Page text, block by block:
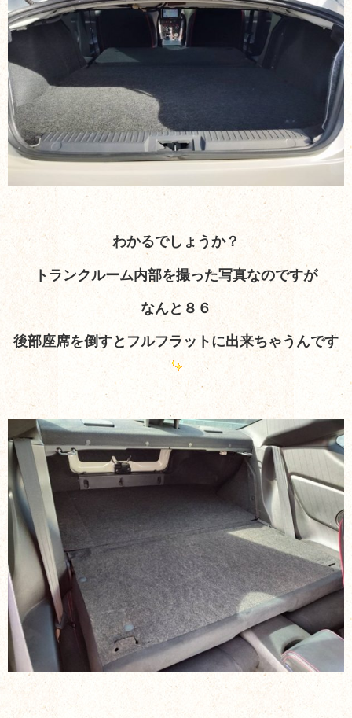
わかるでしょうか？
トランクルーム内部を撮った写真なのですが
なんと８６
後部座席を倒すとフルフラットに出来ちゃうんです